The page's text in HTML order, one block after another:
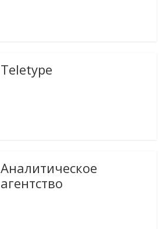
Teletype
Аналитическое
агентство